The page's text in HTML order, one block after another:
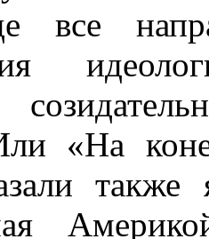
все
«На
также